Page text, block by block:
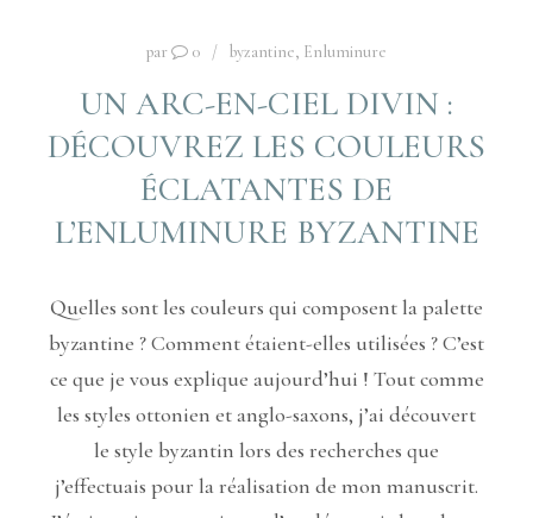
par 0 byzantine, Enluminure
UN ARC-EN-CIEL DIVIN :
DÉCOUVREZ LES COULEURS
ÉCLATANTES DE
L’ENLUMINURE BYZANTINE
Quelles sont les couleurs qui composent la palette
byzantine ? Comment étaient-elles utilisées ? C’est
ce que je vous explique aujourd’hui ! Tout comme
les styles ottonien et anglo-saxons, j’ai découvert
le style byzantin lors des recherches que
j’effectuais pour la réalisation de mon manuscrit.